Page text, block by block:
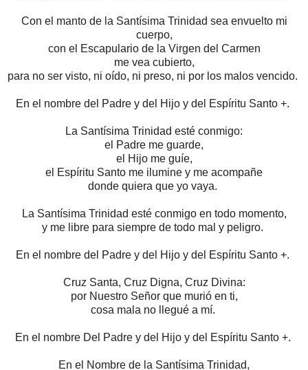
Con el manto de la Santísima Trinidad sea envuelto mi
cuerpo,
con el Escapulario de la Virgen del Carmen
me vea cubierto,
para no ser visto, ni oído, ni preso, ni por los malos vencido.
En el nombre del Padre y del Hijo y del Espíritu Santo +.
La Santísima Trinidad esté conmigo:
el Padre me guarde,
el Hijo me guíe,
el Espíritu Santo me ilumine y me acompañe
donde quiera que yo vaya.
La Santísima Trinidad esté conmigo en todo momento,
y me libre para siempre de todo mal y peligro.
En el nombre del Padre y del Hijo y del Espíritu Santo +.
Cruz Santa, Cruz Digna, Cruz Divina:
por Nuestro Señor que murió en ti,
cosa mala no llegué a mí.
En el nombre Del Padre y del Hijo y del Espíritu Santo +.
En el Nombre de la Santísima Trinidad,